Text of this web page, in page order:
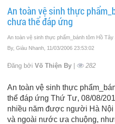
An toàn vệ sinh thực
chưa thể đáp ứng
An toàn vệ sinh thực phẩm_bánh tôm Hồ
By, Giàu Nhanh , 11/03/2006 23:53:02
Đăng bởi Võ Thiện By | 282
An toàn vệ sinh thực
thể đáp ứng Thứ Tư, 08/08/
nhiều năm được người Hà
và ngoài nước ưa chuộng,